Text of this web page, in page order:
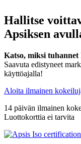
Hallitse
Apsiksen
Katso, miksi
Saavuta edistyneet
käyttöajalla!
Aloita ilmainen
14 päivän ilmainen
Luottokorttia ei tarvita